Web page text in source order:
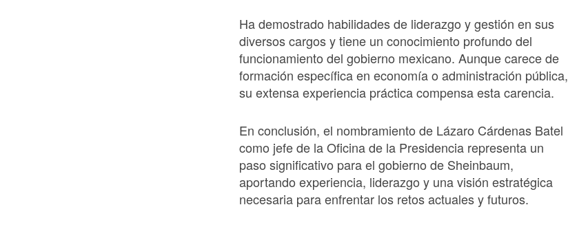
Ha demostrado habilidades de liderazgo y gestión en sus
diversos cargos y tiene un conocimiento profundo del
funcionamiento del gobierno mexicano. Aunque carece de
formación específica en economía o administración pública,
su extensa experiencia práctica compensa esta carencia.
En conclusión, el nombramiento de Lázaro Cárdenas Batel
como jefe de la Oficina de la Presidencia representa un
paso significativo para el gobierno de Sheinbaum,
aportando experiencia, liderazgo y una visión estratégica
necesaria para enfrentar los retos actuales y futuros.